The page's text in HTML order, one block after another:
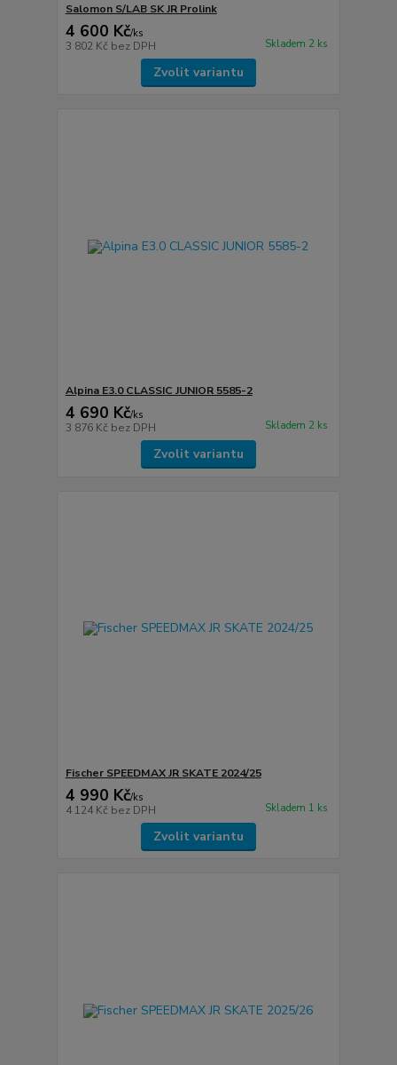
Salomon S/LAB SK JR Prolink
4 600 Kč/ks
3 802 Kč bez DPH Skladem 2 ks
Zvolit variantu
Alpina E3.0 CLASSIC JUNIOR 5585-2
4 690 Kč/ks
3 876 Kč bez DPH Skladem 2 ks
Zvolit variantu
Fischer SPEEDMAX JR SKATE 2024/25
4 990 Kč/ks
4 124 Kč bez DPH Skladem 1 ks
Zvolit variantu